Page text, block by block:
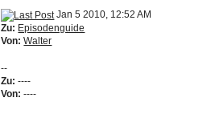
Jan 5 2010, 12:52 AM
Zu: Episodenguide
Von: Walter
--
Zu: ----
Von: ----